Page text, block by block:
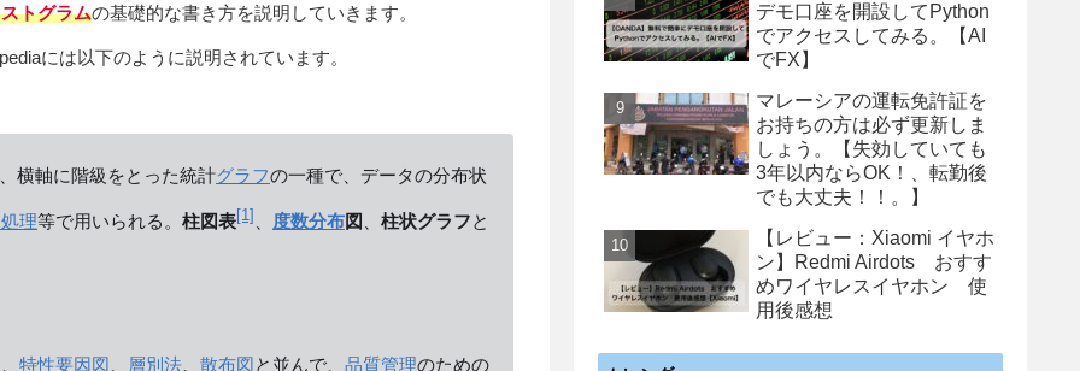
トグラムの基礎的な書き方を説明していきます。
には以下のように説明されています。
横軸に階級をとった統計グラフの一種で、データの分布状
理等で用いられる。 柱図表 [1] 度数分布図 柱状グラフと
特性要因図 層別法 散布図と並んで、 品質管理のための
デモ口座を開設してPython
でアクセスしてみる。【AI
でFX】
マレーシアの運転免許証を
お持ちの方は必ず更新しま
しょう。【失効していても
3年以内ならOK！、転勤後
でも大丈夫！！。】
【レビュー：Xiaomi イヤホ
ン】Redmi Airdots おすす
めワイヤレスイヤホン 使
用後感想